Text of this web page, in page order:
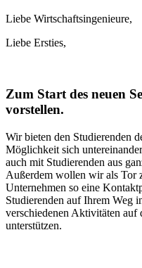
Liebe Wirtschaftsingenieure,
Liebe Ersties,
Zum Start des neuen
vorstellen.
Wir bieten den Studierenden
Möglichkeit sich
auch mit Studierenden aus
Außerdem wollen wir als Tor
Unternehmen so eine
Studierenden auf Ihrem Weg
verschiedenen Aktivitäten auf
unterstützen.